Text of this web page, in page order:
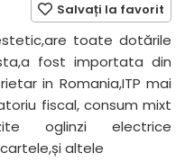
Salvați la favorit
toate dotările
fost importata din
in Romania,ITP mai
fiscal, consum mixt
oglinzi electrice
altele